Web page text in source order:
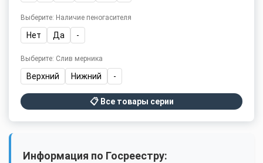
Выберите: Наличие пеногасителя
Нет Да -
Выберите: Слив мерника
Верхний Нижний -
📋 Все товары серии
Информация по Госреестру: